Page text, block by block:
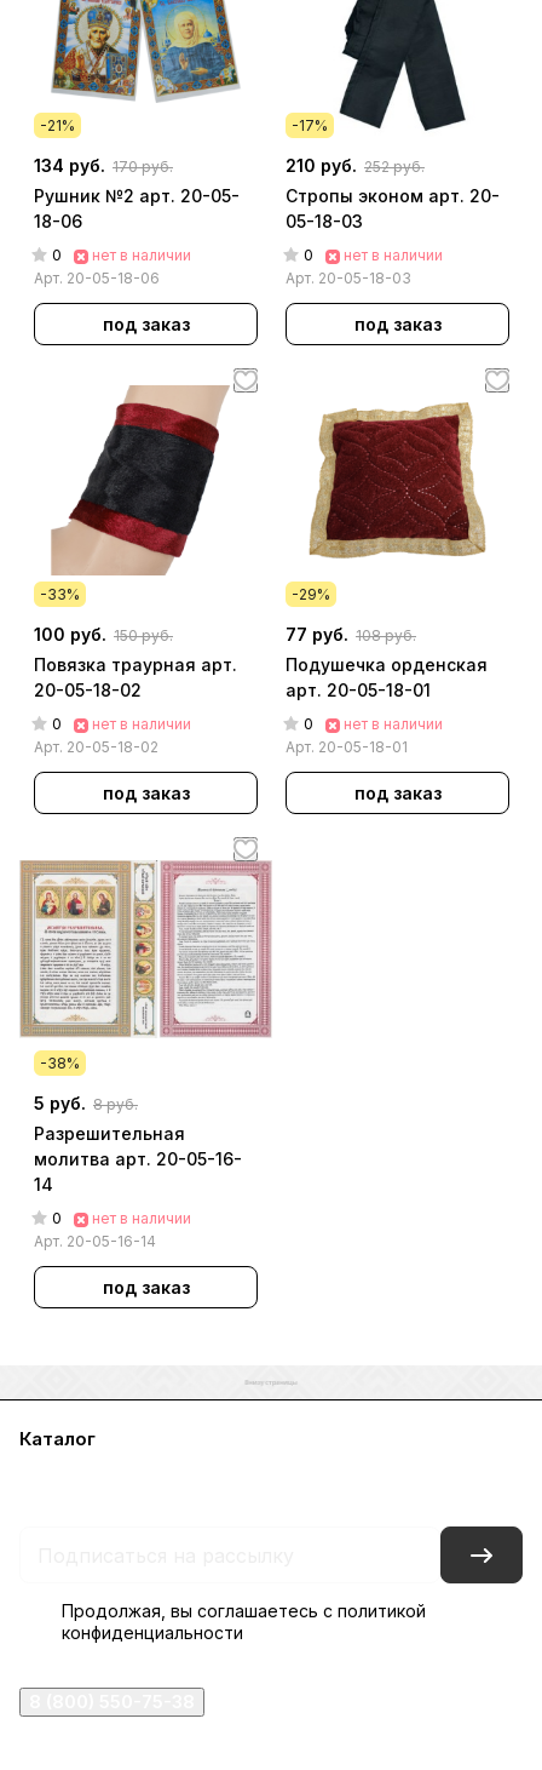
-21%
134 руб. 170 руб.
Рушник №2 арт. 20-05-
18-06
0
нет в наличии
Арт. 20-05-18-06
под заказ
-17%
210 руб. 252 руб.
Стропы эконом арт. 20-
05-18-03
0
нет в наличии
Арт. 20-05-18-03
под заказ
-33%
100 руб. 150 руб.
Повязка траурная арт.
20-05-18-02
0
нет в наличии
Арт. 20-05-18-02
под заказ
-29%
77 руб. 108 руб.
Подушечка орденская
арт. 20-05-18-01
0
нет в наличии
Арт. 20-05-18-01
под заказ
-38%
5 руб. 8 руб.
Разрешительная
молитва арт. 20-05-16-
14
0
нет в наличии
Арт. 20-05-16-14
под заказ
Каталог
Продолжая, вы соглашаетесь с политикой
конфиденциальности